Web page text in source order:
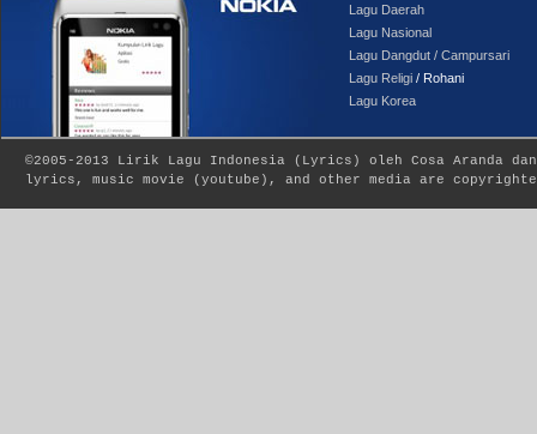
Lagu Daerah
Lagu Nasional
Lagu Dangdut / Campursari
Lagu Religi / Rohani
Lagu Korea
©2005-2013 Lirik Lagu Indonesia ( Lyrics ) oleh Cosa Aranda
lyrics, music movie (youtube), and other media are